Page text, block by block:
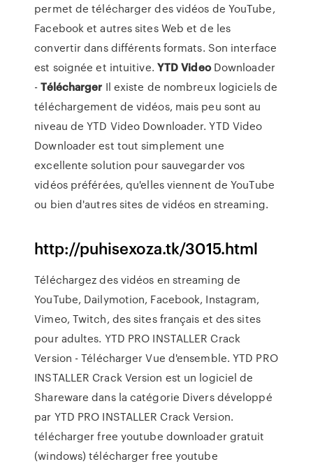
permet de télécharger des vidéos de YouTube,
Facebook et autres sites Web et de les
convertir dans différents formats. Son interface
est soignée et intuitive. YTD VideoDownloader
-Télécharger Il existe de nombreux logiciels de
téléchargement de vidéos, mais peu sont au
niveau de YTD Video Downloader. YTD Video
Downloader est tout simplement une
excellente solution pour sauvegarder vos
vidéos préférées, qu'elles viennent de YouTube
ou bien d'autres sites de vidéos en streaming.
http://puhisexoza.tk/3015.html
Téléchargez des vidéos en streaming de
YouTube, Dailymotion, Facebook, Instagram,
Vimeo, Twitch, des sites français et des sites
pour adultes. YTD PRO INSTALLER Crack
Version - Télécharger Vue d'ensemble. YTD PRO
INSTALLER Crack Version est un logiciel de
Shareware dans la catégorie Divers développé
par YTD PRO INSTALLER Crack Version.
télécharger free youtube downloader gratuit
(windows) télécharger free youtube